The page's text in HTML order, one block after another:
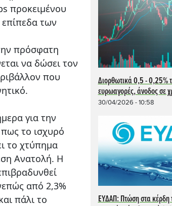
Διορθωτικά 0,5 - 0,25%
ευρωαγορές, άνοδος σε
30/04/2026 - 10:58
ΕΥΔΑΠ: Πτώση στα κέρδη
προκειμένου
των
πρόσφατη
να δώσει τον
που
για την
πως το ισχυρό
το χτύπημα
Ανατολή. Η
από 2,3%
πάλι το